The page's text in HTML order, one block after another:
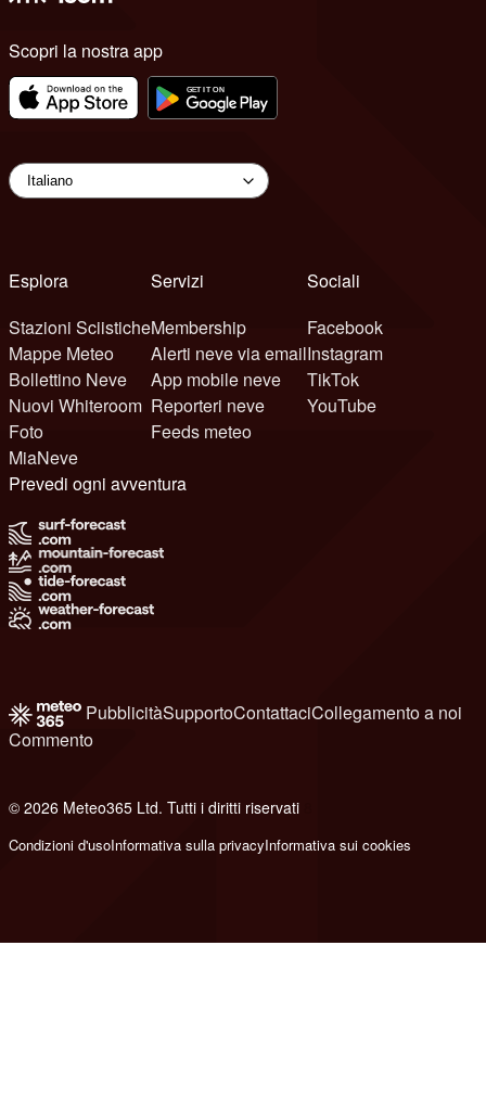
Scopri la nostra app
Esplora
Stazioni Sciistiche
Mappe Meteo
Bollettino Neve
Nuovi Whiteroom
Foto
MiaNeve
Servizi
Membership
Alerti neve via email
App mobile neve
Reporteri neve
Feeds meteo
Sociali
Facebook
Instagram
TikTok
YouTube
Prevedi ogni avventura
PubblicitàSupportoContattaciCollegamento a noi
Commento
© 2026 Meteo365 Ltd. Tutti i diritti riservati
Condizioni d'usoInformativa sulla privacyInformativa sui cookies